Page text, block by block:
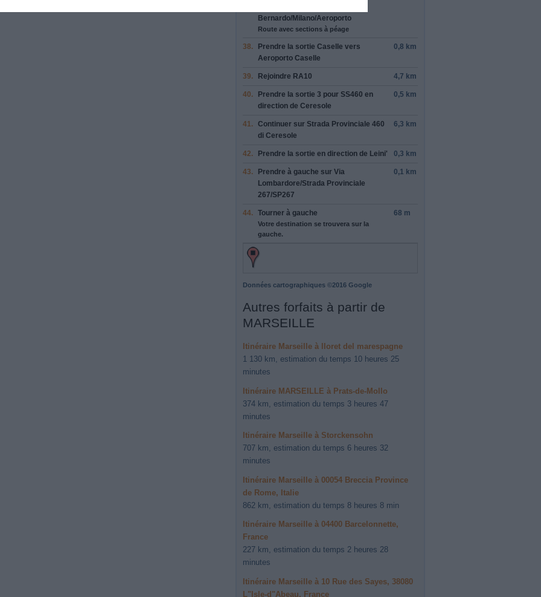
Bernardo/Milano/Aeroporto
Route avec sections à péage
38. Prendre la sortie Caselle vers
Aeroporto Caselle
0,8 km
39. Rejoindre RA10 4,7 km
40. Prendre la sortie 3 pour SS460 en
direction de Ceresole
0,5 km
41. Continuer sur Strada Provinciale 460
di Ceresole
6,3 km
42. Prendre la sortie en direction de Leini' 0,3 km
43. Prendre à gauche sur Via
Lombardore/Strada Provinciale
267/SP267
0,1 km
44. Tourner à gauche
Votre destination se trouvera sur la
gauche.
68 m
Données cartographiques ©2016 Google
Autres forfaits à partir de
MARSEILLE
Itinéraire Marseille à lloret del marespagne
1 130 km, estimation du temps 10 heures 25
minutes
Itinéraire MARSEILLE à Prats-de-Mollo
374 km, estimation du temps 3 heures 47
minutes
Itinéraire Marseille à Storckensohn
707 km, estimation du temps 6 heures 32
minutes
Itinéraire Marseille à 00054 Breccia Province
de Rome, Italie
862 km, estimation du temps 8 heures 8 min
Itinéraire Marseille à 04400 Barcelonnette,
France
227 km, estimation du temps 2 heures 28
minutes
Itinéraire Marseille à 10 Rue des Sayes, 38080
L"Isle-d"Abeau, France